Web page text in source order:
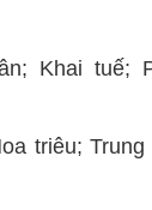
Khai tuế;
triêu;